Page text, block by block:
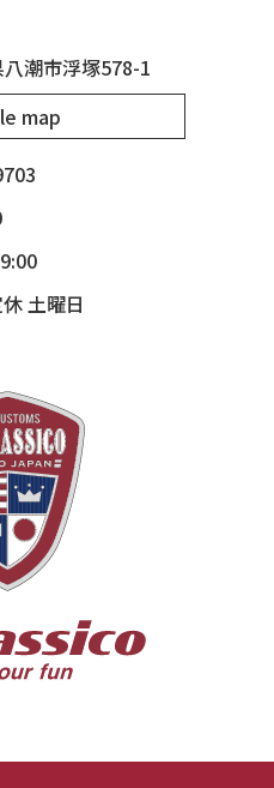
*
56
潮市浮塚578-1
map
土曜日